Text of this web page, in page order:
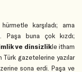
karşıladı; ama
Paşa buna çok kızdı;
ve dinsizlikle itham
gazetelerine yazılar
sona erdi. Paşa ve